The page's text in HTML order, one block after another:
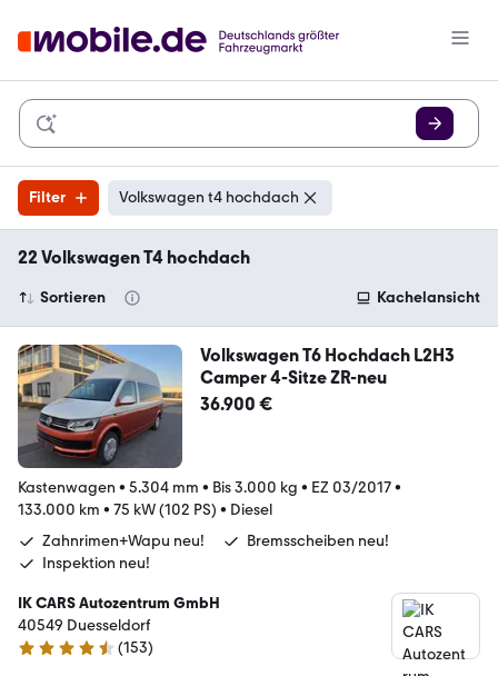
Filter Volkswagen t4 hochdach
22 Volkswagen T4 hochdach
Sortieren Kachelansicht
Volkswagen T6 Hochdach L2H3
Camper 4-Sitze ZR-neu
36.900 €
Kastenwagen • 5.304 mm • Bis 3.000 kg • EZ 03/2017•
133.000 km • 75 kW (102 PS) • Diesel
Zahnrimen+Wapu neu!
Bremsscheiben neu!
Inspektion neu!
IK CARS Autozentrum GmbH
40549 Duesseldorf
4.6 Sterne
(153)